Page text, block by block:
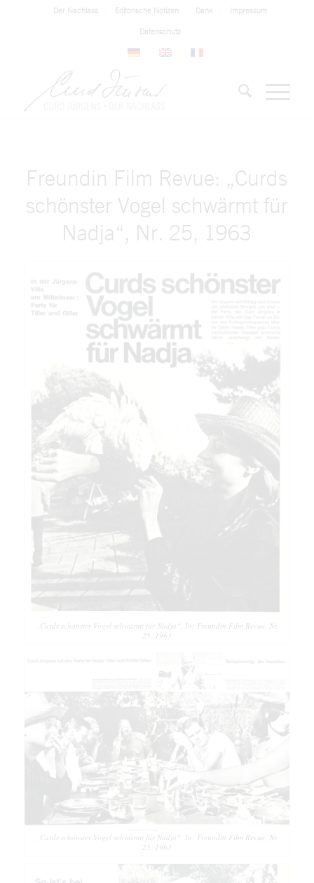
Der Nachlass Editorische Notizen Dank Impressum
Datenschutz
Freundin Film Revue: „Curds
schönster Vogel schwärmt für
Nadja“, Nr. 25, 1963
„Curds schönster Vogel schwärmt für Nadja“. In: Freundin Film Revue, Nr.
25, 1963
„Curds schönster Vogel schwärmt für Nadja“. In: Freundin Film Revue, Nr.
25, 1963